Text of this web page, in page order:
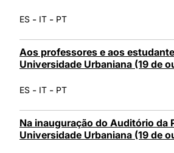
ES - IT - PT
Aos professores e aos
Universidade Urbaniana (19 de
ES - IT - PT
Na inauguração do Auditório da
Universidade Urbaniana (19 de